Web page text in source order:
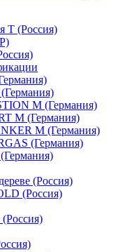
Т (Россия)
M (Германия)
M (Германия)
M (Германия)
(Германия)
(Россия)
(Россия)